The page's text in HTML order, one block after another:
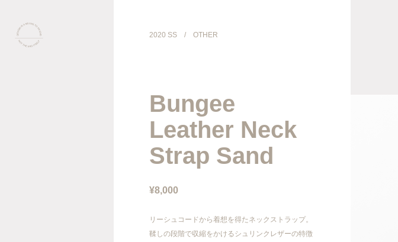
2020 SS / OTHER
Bungee
Leather Neck
Strap Sand
¥8,000
リーシュコードから着想を得たネックストラップ。
鞣しの段階で収縮をかけるシュリンクレザーの特徴
PRODUCT
GALLERY
ONLINE STORE
STORELIST